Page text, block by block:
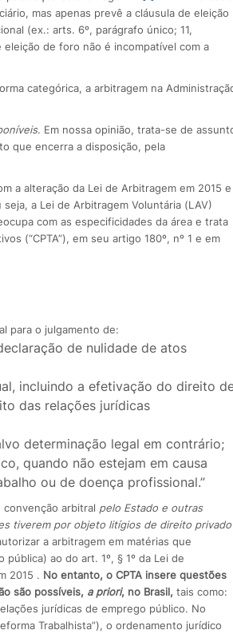
mas apenas prevê a cláusula de eleição
(ex.: arts. 6º, parágrafo único; 11,
eleição de foro não é incompatível com a
categórica, a arbitragem na
. Em nossa opinião, trata-se de
que encerra a disposição, pela
a alteração da Lei de Arbitragem em 2015 e
a Lei de Arbitragem Voluntária (LAV)
com as especificidades da área e trata
(“CPTA”), em seu artigo 180º, nº 1 e em
para o julgamento de:
de nulidade de atos
incluindo a efetivação do direito
das relações jurídicas
determinação legal em contrário;
quando não estejam em causa
ou de doença profissional.”
convenção arbitral pelo Estado e outras
tiverem por objeto litígios de direito privado
a arbitragem em matérias que
ao do art. 1º, § 1º da Lei de
2015 . No entanto, o CPTA insere questões
são possíveis, a priori, no Brasil, tais como:
jurídicas de emprego público. No
Trabalhista”), o ordenamento jurídico